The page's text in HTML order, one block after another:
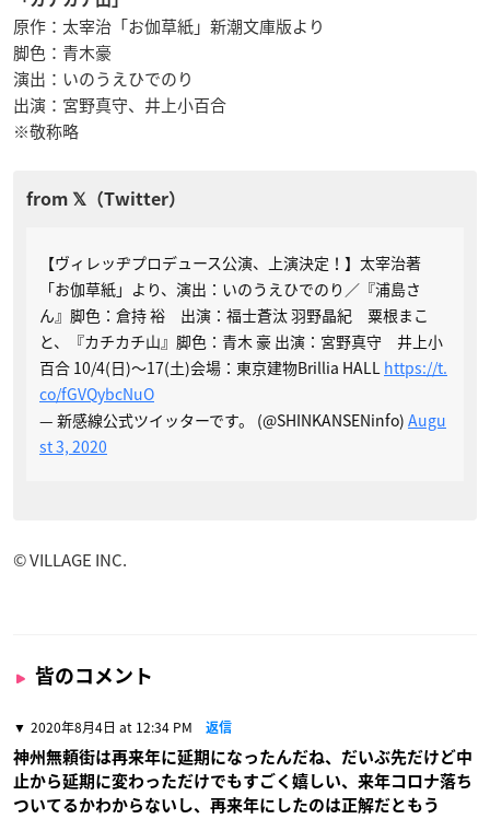
原作：太宰治「お伽草紙」新潮文庫版より
脚色：青木豪
演出：いのうえひでのり
出演：宮野真守、井上小百合
※敬称略
【ヴィレッヂプロデュース公演、上演決定！】太宰治著
「お伽草紙」より、演出：いのうえひでのり／『浦島さ
ん』脚色：倉持 裕 出演：福士蒼汰 羽野晶紀 粟根まこ
と、『カチカチ山』脚色：青木 豪 出演：宮野真守 井上小
百合 10/4(日)～17(土)会場：東京建物Brillia HALL https://t.
co/fGVQybcNuO
— 新感線公式ツイッターです。 (@SHINKANSENinfo) Augu
st 3, 2020
© VILLAGE INC.
皆のコメント
2020年8月4日 at 12:34 PM 返信
神州無頼街は再来年に延期になったんだね、だいぶ先だけど中
止から延期に変わっただけでもすごく嬉しい、来年コロナ落ち
ついてるかわからないし、再来年にしたのは正解だともう